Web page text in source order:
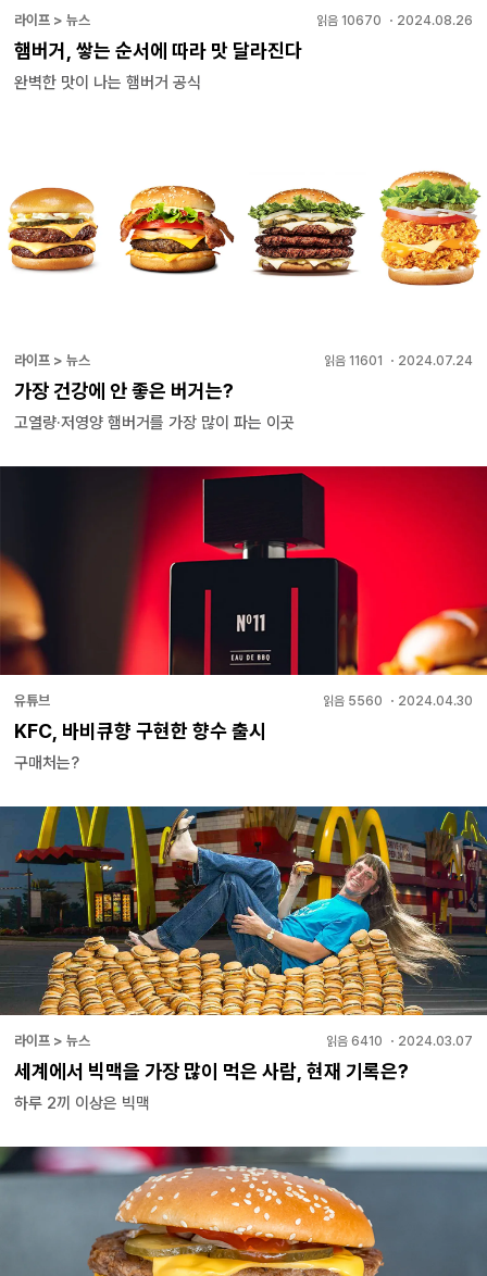
라이프 > 뉴스 읽음 10670 ・ 2024.08.26
햄버거, 쌓는 순서에 따라 맛 달라진다
완벽한 맛이 나는 햄버거 공식
라이프 > 뉴스 읽음 11601 ・ 2024.07.24
가장 건강에 안 좋은 버거는?
고열량·저영양 햄버거를 가장 많이 파는 이곳
유튜브 읽음 5560 ・ 2024.04.30
KFC, 바비큐향 구현한 향수 출시
구매처는?
라이프 > 뉴스 읽음 6410 ・ 2024.03.07
세계에서 빅맥을 가장 많이 먹은 사람, 현재 기록은?
하루 2끼 이상은 빅맥